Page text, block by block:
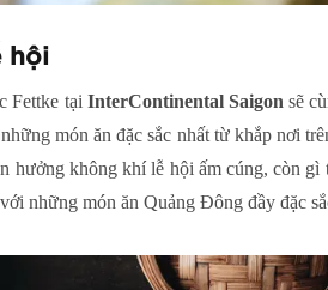
hội
Fettke tại InterContinental Saigon sẽ
món ăn đặc sắc nhất từ khắp nơi
hưởng không khí lễ hội ấm cúng, còn
những món ăn Quảng Đông đầy đặc